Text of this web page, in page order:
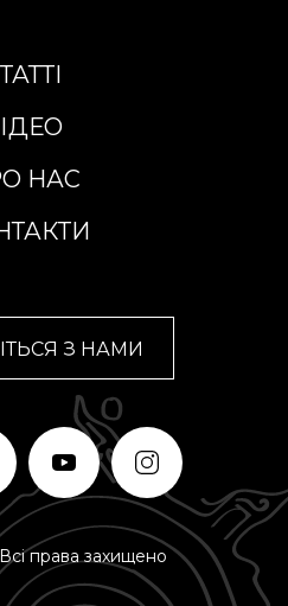
НАС
З НАМИ
права захищено